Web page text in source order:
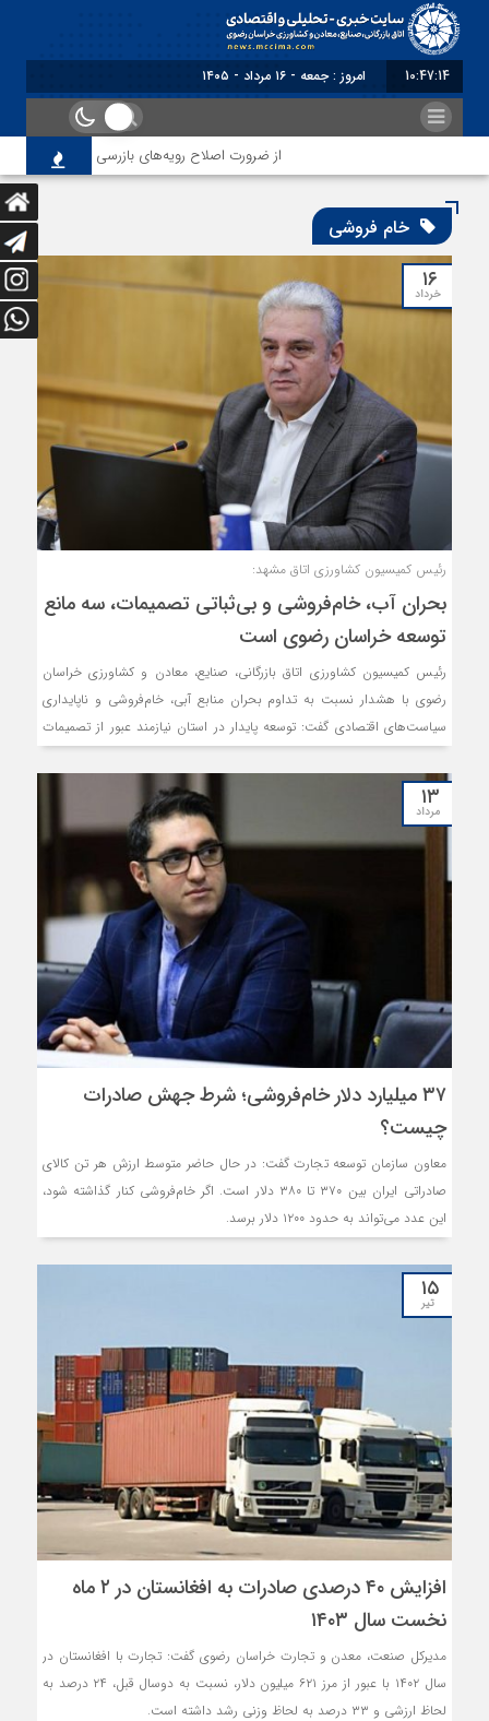
10:47:14 امروز : جمعه - ۱۶ مرداد - ۱۴۰۵
از ضرورت اصلاح رویه‌های بازرسی تا لزوم اصلاح
خام فروشی
۱۶
خرداد
رئیس کمیسیون کشاورزی اتاق مشهد:
بحران آب، خام‌فروشی و بی‌ثباتی تصمیمات، سه مانع
توسعه خراسان رضوی است
رئیس کمیسیون کشاورزی اتاق بازرگانی، صنایع، معادن و کشاورزی خراسان
رضوی با هشدار نسبت به تداوم بحران منابع آبی، خام‌فروشی و ناپایداری
سیاست‌های اقتصادی گفت: توسعه پایدار در استان نیازمند عبور از تصمیمات
فرآیندهای تصمیم‌سازی است.
۱۳
مرداد
۳۷ میلیارد دلار خام‌فروشی؛ شرط جهش صادرات
چیست؟
معاون سازمان توسعه تجارت گفت: در حال حاضر متوسط ارزش هر تن کالای
صادراتی ایران بین ۳۷۰ تا ۳۸۰ دلار است. اگر خام‌فروشی کنار گذاشته شود،
این عدد می‌تواند به حدود ۱۲۰۰ دلار برسد.
۱۵
تیر
افزایش ۴۰ درصدی صادرات به افغانستان در ۲ ماه
نخست سال ۱۴۰۳
مدیرکل صنعت، معدن و تجارت خراسان رضوی گفت: تجارت با افغانستان در
سال ۱۴۰۲ با عبور از مرز ۶۲۱ میلیون دلار، نسبت به دوسال قبل، ۲۴ درصد به
لحاظ ارزشی و ۳۳ درصد به لحاظ وزنی رشد داشته است.